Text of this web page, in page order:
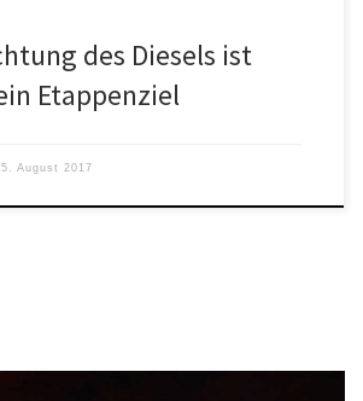
des Diesels ist
Etappenziel
August 2017